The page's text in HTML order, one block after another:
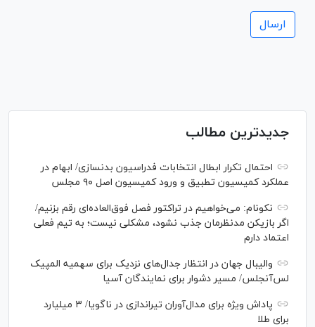
جدیدترین مطالب
احتمال تکرار ابطال انتخابات فدراسیون بدنسازی/ ابهام در
عملکرد کمیسیون تطبیق و ورود کمیسیون اصل ۹۰ مجلس
نکونام: می‌خواهیم در تراکتور فصل فوق‌العاده‌ای رقم بزنیم/
اگر بازیکن مدنظرمان جذب نشود، مشکلی نیست؛ به تیم فعلی
اعتماد دارم
والیبال جهان در انتظار جدال‌های نزدیک برای سهمیه المپیک
لس‌آنجلس/ مسیر دشوار برای نمایندگان آسیا
پاداش ویژه برای مدال‌آوران تیراندازی در ناگویا/ ۳ میلیارد
برای طلا